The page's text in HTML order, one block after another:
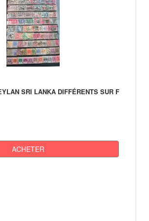
SRI LANKA DIFFÉRENTS SUR F
ACHETER